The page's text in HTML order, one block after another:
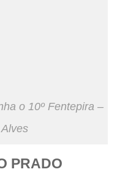
o 10º Fentepira –
PRADO